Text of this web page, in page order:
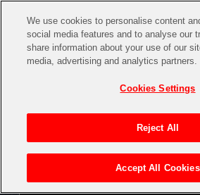
MEDIA ABOUT
GAME
タゴッチ博士のShadow
リビア #6 －“3333年”
We use cookies to personalise content
social media features and to analyse our
share information about your use of our
media, advertising and analytics partners.
Cookies Settings
Reject All
Accept All Cookies